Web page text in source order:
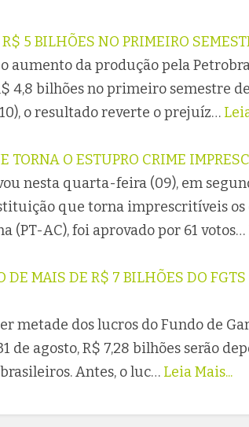
5 BILHÕES NO PRIMEIRO
aumento da produção pela
bilhões no primeiro semestre de
o resultado reverte o prejuíz…
TORNA O ESTUPRO CRIME
nesta quarta-feira (09), em
que torna imprescritíveis os
(PT-AC), foi aprovado por 61 votos…
DE MAIS DE R$ 7 BILHÕES DO FGTS
metade dos lucros do Fundo de
de agosto, R$ 7,28 bilhões serão
Antes, o luc… Leia Mais...